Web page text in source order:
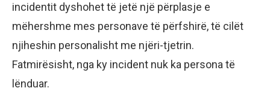
incidentit dyshohet të jetë një përplasje e
mëhershme mes personave të përfshirë, të cilët
njiheshin personalisht me njëri-tjetrin.
Fatmirësisht, nga ky incident nuk ka persona të
lënduar.